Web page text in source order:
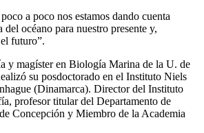
a poco nos estamos dando cuenta
del océano para nuestro presente y,
futuro”.
y magíster en Biología Marina de la U. de
su posdoctorado en el Instituto Niels
(Dinamarca). Director del Instituto
profesor titular del Departamento de
Concepción y Miembro de la Academia